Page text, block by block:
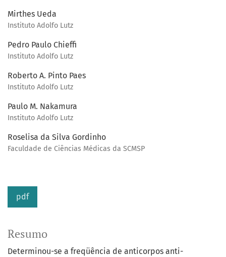
Mirthes Ueda
Instituto Adolfo Lutz
Pedro Paulo Chieffi
Instituto Adolfo Lutz
Roberto A. Pinto Paes
Instituto Adolfo Lutz
Paulo M. Nakamura
Instituto Adolfo Lutz
Roselisa da Silva Gordinho
Faculdade de Ciências Médicas da SCMSP
pdf
Resumo
Determinou-se a freqüência de anticorpos anti-